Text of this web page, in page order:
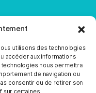
utilisons des technologies
accéder aux informations
nous permettra
de navigation ou
consentir ou de retirer son
sur certaines